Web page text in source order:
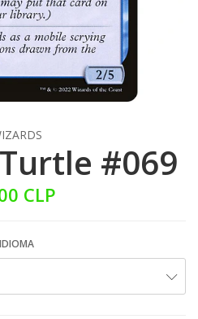
#069
CLP
IDIOMA